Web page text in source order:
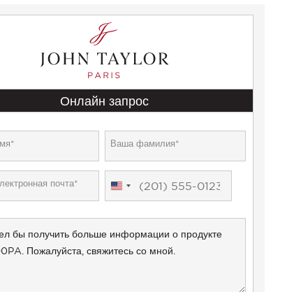
Онлайн запрос
United